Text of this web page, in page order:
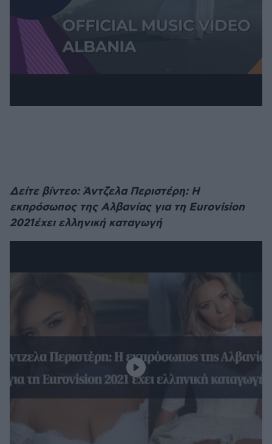
Δείτε βίντεο: Άντζελα Περιστέρη: Η
εκπρόσωπος της Αλβανίας για τη Eurovision
2021έχει ελληνική καταγωγή